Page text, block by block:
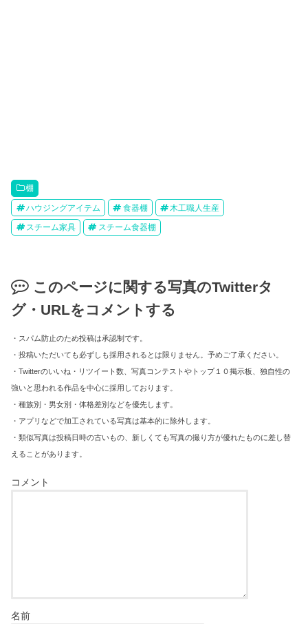
棚
ハウジングアイテム 食器棚 木工職人生産
スチーム家具 スチーム食器棚
このページに関する写真のTwitterタ
グ・URLをコメントする
・スパム防止のため投稿は承認制です。
・投稿いただいても必ずしも採用されるとは限りません。予めご了承ください。
・Twitterのいいね・リツイート数、写真コンテストやトップ１０掲示板、独自性の
強いと思われる作品を中心に採用しております。
・種族別・男女別・体格差別などを優先します。
・アプリなどで加工されている写真は基本的に除外します。
・類似写真は投稿日時の古いもの、新しくても写真の撮り方が優れたものに差し替
えることがあります。
コメント
名前